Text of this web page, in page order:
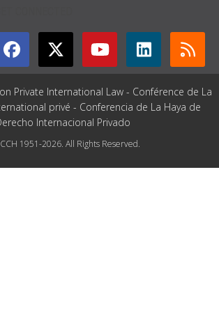
Private International Law - Conférence de La
privé - Conferencia de La Haya de
Internacional Privado
1951-2026. All Rights Reserved.